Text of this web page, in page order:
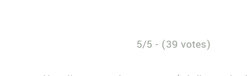
5/5 - (39 votes)